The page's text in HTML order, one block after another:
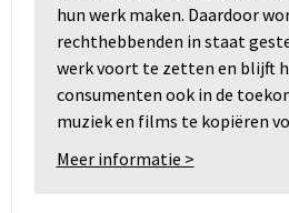
hun werk maken. Daardoor
rechthebbenden in staat
werk voort te zetten en blijft
consumenten ook in de
muziek en films te kopiëren
Meer informatie >